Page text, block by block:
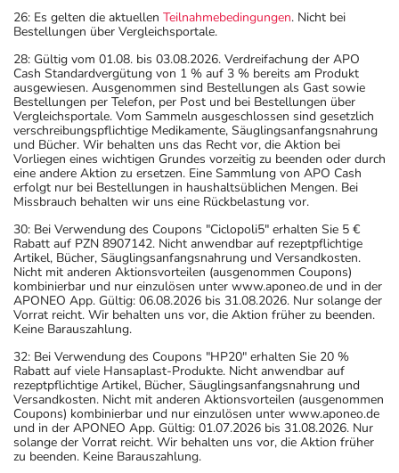
26: Es gelten die aktuellen Teilnahmebedingungen. Nicht bei
Bestellungen über Vergleichsportale.
28: Gültig vom 01.08. bis 03.08.2026. Verdreifachung der APO
Cash Standardvergütung von 1 % auf 3 % bereits am Produkt
ausgewiesen. Ausgenommen sind Bestellungen als Gast sowie
Bestellungen per Telefon, per Post und bei Bestellungen über
Vergleichsportale. Vom Sammeln ausgeschlossen sind gesetzlich
verschreibungspflichtige Medikamente, Säuglingsanfangsnahrung
und Bücher. Wir behalten uns das Recht vor, die Aktion bei
Vorliegen eines wichtigen Grundes vorzeitig zu beenden oder durch
eine andere Aktion zu ersetzen. Eine Sammlung von APO Cash
erfolgt nur bei Bestellungen in haushaltsüblichen Mengen. Bei
Missbrauch behalten wir uns eine Rückbelastung vor.
30: Bei Verwendung des Coupons "Ciclopoli5" erhalten Sie 5 €
Rabatt auf PZN 8907142. Nicht anwendbar auf rezeptpflichtige
Artikel, Bücher, Säuglingsanfangsnahrung und Versandkosten.
Nicht mit anderen Aktionsvorteilen (ausgenommen Coupons)
kombinierbar und nur einzulösen unter www.aponeo.de und in der
APONEO App. Gültig: 06.08.2026 bis 31.08.2026. Nur solange der
Vorrat reicht. Wir behalten uns vor, die Aktion früher zu beenden.
Keine Barauszahlung.
32: Bei Verwendung des Coupons "HP20" erhalten Sie 20 %
Rabatt auf viele Hansaplast-Produkte. Nicht anwendbar auf
rezeptpflichtige Artikel, Bücher, Säuglingsanfangsnahrung und
Versandkosten. Nicht mit anderen Aktionsvorteilen (ausgenommen
Coupons) kombinierbar und nur einzulösen unter www.aponeo.de
und in der APONEO App. Gültig: 01.07.2026 bis 31.08.2026. Nur
solange der Vorrat reicht. Wir behalten uns vor, die Aktion früher
zu beenden. Keine Barauszahlung.